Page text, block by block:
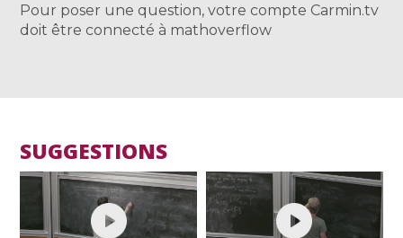
Pour poser une question, votre compte Carmin.tv
doit être connecté à mathoverflow
SUGGESTIONS